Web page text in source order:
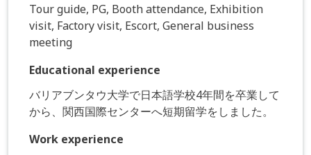
Tour guide, PG, Booth attendance, Exhibition
visit, Factory visit, Escort, General business
meeting
Educational experience
バリアブンタウ大学で日本語学校4年間を卒業して
から、関西国際センターへ短期留学をしました。
Work experience